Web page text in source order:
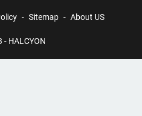
Sitemap About US
- HALCYON